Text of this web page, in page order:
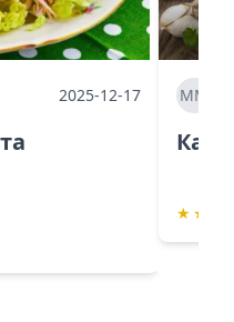
2025-12-17 ММ
★ ★